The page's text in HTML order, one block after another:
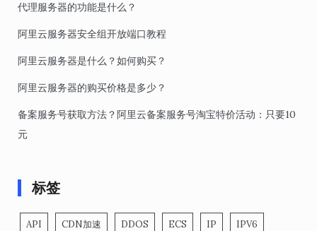
代理服务器的功能是什么？
阿里云服务器安全组开放端口教程
阿里云服务器是什么？如何购买？
阿里云服务器的购买价格是多少？
备案服务号获取方法？阿里云备案服务号淘宝特价活动：只要10
元
标签
API CDN加速 DDOS ECS IP IPV6